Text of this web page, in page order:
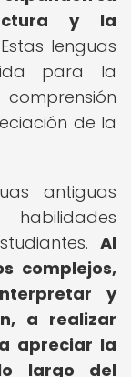
y la
Estas lenguas
para la
de la
antiguas
Al
complejos,
y
a realizar
apreciar la
largo del